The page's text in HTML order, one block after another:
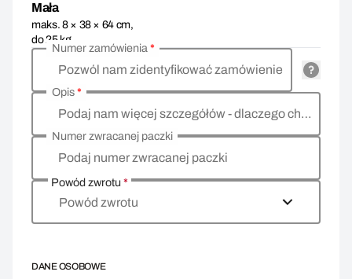
Mała
maks. 8 × 38 × 64 cm,
do 25 kg
Pozwól nam zidentyfikować zamówienie
Numer zamówienia*
Podaj nam więcej szczegółów - dlaczego chcesz zwrócić towar, co jest powodem?
Opis*
Podaj numer zwracanej paczki
Numer zwracanej paczki
Powód zwrotu*
Powód zwrotu
DANE OSOBOWE